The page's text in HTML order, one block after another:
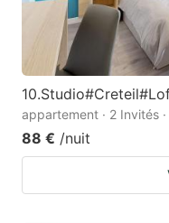
appartement · 2 Invités
88 € /nuit